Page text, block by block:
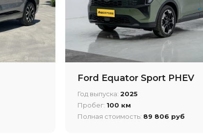
Ford Equator Sport PHEV
Год выпуска: 2025
Пробег: 100 км
Полная стоимость: 89 806 руб